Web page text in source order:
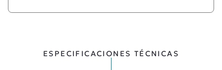
ESPECIFICACIONES TÉCNICAS